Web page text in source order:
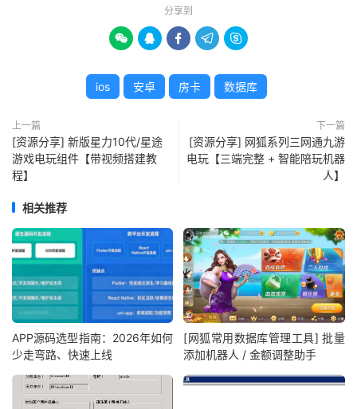
分享到
    
ios 安卓 房卡 数据库
上一篇
[资源分享] 新版星力10代/星途
游戏电玩组件【带视频搭建教
程】
下一篇
[资源分享] 网狐系列三网通九游
电玩【三端完整 + 智能陪玩机器
人】
相关推荐
APP源码选型指南：2026年如何
少走弯路、快速上线
[网狐常用数据库管理工具] 批量
添加机器人 / 金额调整助手